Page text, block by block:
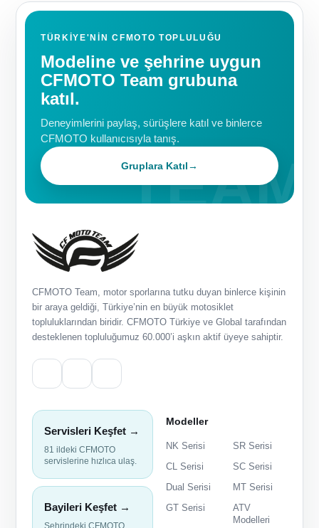
TÜRKIYE'NIN CFMOTO TOPLULUĞU
Modeline ve şehrine uygun
CFMOTO Team grubuna
katıl.
Deneyimlerini paylaş, sürüşlere katıl ve binlerce
CFMOTO kullanıcısıyla tanış.
Gruplara Katıl→
CFMOTO Team, motor sporlarına tutku duyan binlerce kişinin
bir araya geldiği, Türkiye’nin en büyük motosiklet
topluluklarından biridir. CFMOTO Türkiye ve Global tarafından
desteklenen topluluğumuz 60.000’i aşkın aktif üyeye sahiptir.
Servisleri Keşfet →
81 ildeki CFMOTO
servislerine hızlıca ulaş.
Bayileri Keşfet →
Modeller
NK Serisi
SR Serisi
CL Serisi
SC Serisi
Dual Serisi
MT Serisi
GT Serisi
ATV
Modelleri